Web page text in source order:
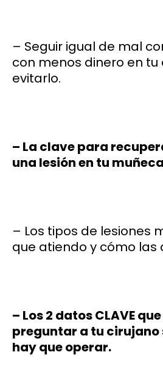
– Seguir igual de mal
con menos dinero en
evitarlo.
– La clave para
una lesión en tu
– Los tipos de lesiones
que atiendo y cómo las
– Los 2 datos CLAVE
preguntar a tu cirujano
hay que operar.